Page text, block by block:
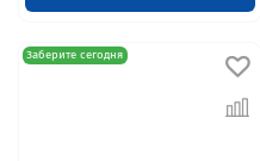
Заберите сегодня